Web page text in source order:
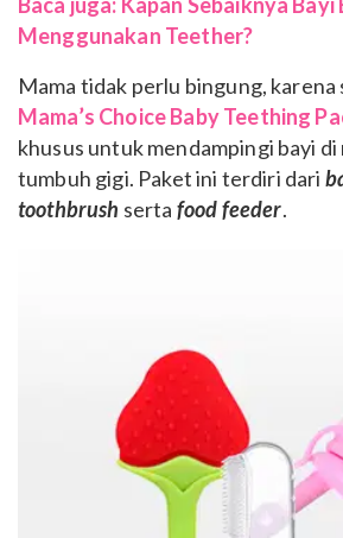
Menggunakan Teether?
Mama tidak perlu bingung, karena
Mama’s Choice Baby Teething
khusus untuk mendampingi bayi di
tumbuh gigi. Paket ini terdiri dari
toothbrush serta food feeder.